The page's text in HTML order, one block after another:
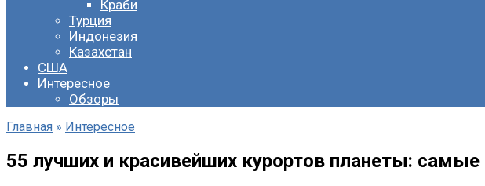
Краби
Турция
Индонезия
Казахстан
США
Интересное
Обзоры
Главная » Интересное
55 лучших и красивейших курортов планеты: